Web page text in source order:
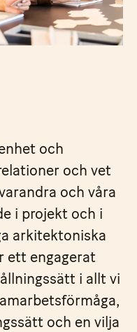
och
och vet
och våra
i projekt och i
arkitektoniska
ett engagerat
i allt vi
och en vilja